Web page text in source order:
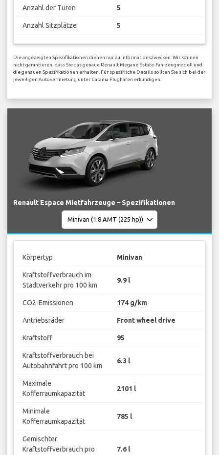
Anzahl der Türen 5
Anzahl Sitzplätze 5
Die angezeigten Spezifikationen dienen nur zu Informationszwecken. Wir können
nicht garantieren, dass Sie das genaue Renault Megane Estate-Fahrzeugmodell und
die genauen Spezifikationen erhalten. Für spezifische Details sollten Sie sich bei der
jeweiligen Autovermietung unter Catania Flughafen erkundigen.
Renault Espace Mietfahrzeuge – Spezifikationen
Körpertyp Minivan
Kraftstoffverbrauch im
Stadtverkehr pro 100 km
9.9 l
CO2-Emissionen 174 g/km
Antriebsräder Front wheel drive
Kraftstoff 95
Kraftstoffverbrauch bei
Autobahnfahrt pro 100 km
6.3 l
Maximale
Kofferraumkapazität
2101 l
Minimale
Kofferraumkapazität
785 l
Gemischter
Kraftstoffverbrauch pro
7.6 l